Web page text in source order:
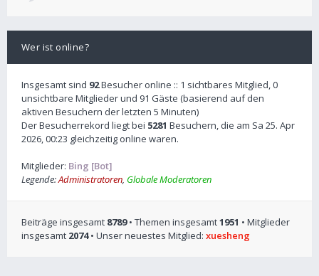
Wer ist online?
Insgesamt sind 92Besucher online :: 1 sichtbares Mitglied, 0
unsichtbare Mitglieder und 91 Gäste (basierend auf den
aktiven Besuchern der letzten 5 Minuten)
Der Besucherrekord liegt bei 5281 Besuchern, die am Sa 25. Apr
2026, 00:23 gleichzeitig online waren.
Mitglieder: Bing [Bot]
Legende:Administratoren, Globale Moderatoren
Beiträge insgesamt 8789• Themen insgesamt1951 • Mitglieder
insgesamt 2074• Unser neuestes Mitglied: xuesheng